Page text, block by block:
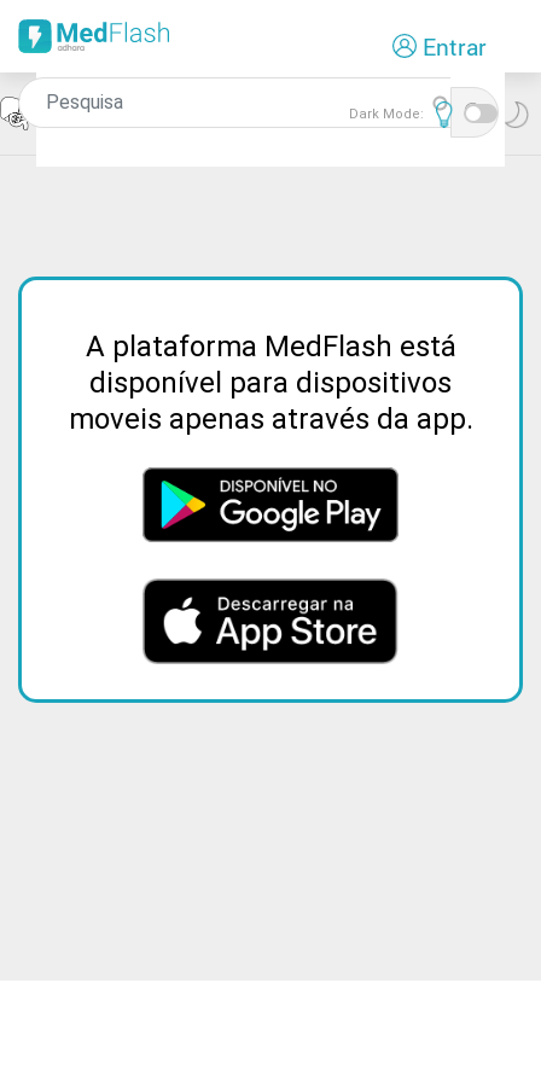
o
principal
Entrar
Icon Gastrenterologia Dark Mode:
A plataforma MedFlash está
disponível para dispositivos
moveis apenas através da app.